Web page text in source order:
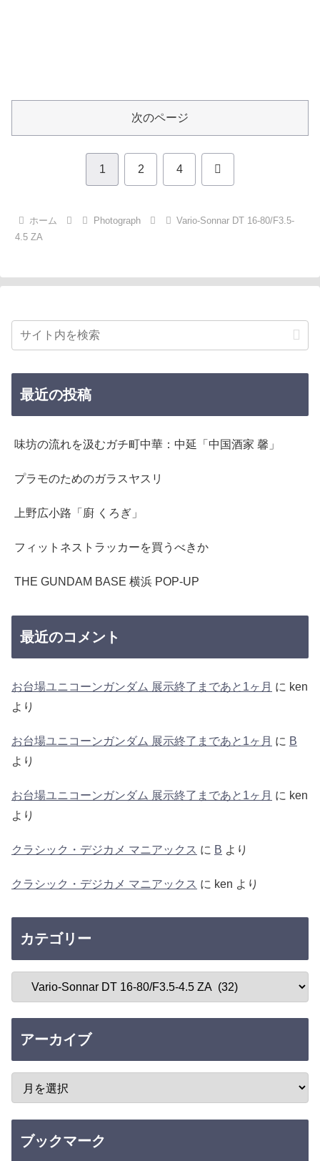
次のページ
1 2 4 次
ホーム Photograph
Vario-Sonnar DT 16-80/F3.5-
4.5 ZA
最近の投稿
味坊の流れを汲むガチ町中華：中延「中国酒家 馨」
プラモのためのガラスヤスリ
上野広小路「廚 くろぎ」
フィットネストラッカーを買うべきか
THE GUNDAM BASE 横浜 POP-UP
最近のコメント
お台場ユニコーンガンダム 展示終了まであと1ヶ月 に ken
より
お台場ユニコーンガンダム 展示終了まであと1ヶ月 に B
より
お台場ユニコーンガンダム 展示終了まであと1ヶ月 に ken
より
クラシック・デジカメ マニアックス に B より
クラシック・デジカメ マニアックス に ken より
カテゴリー
アーカイブ
ブックマーク